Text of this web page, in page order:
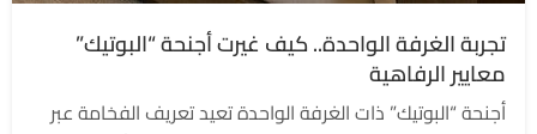
تجربة الغرفة الواحدة.. كيف غيرت أجنحة “البوتيك”
معايير الرفاهية
أجنحة “البوتيك” ذات الغرفة الواحدة تعيد تعريف الفخامة عبر